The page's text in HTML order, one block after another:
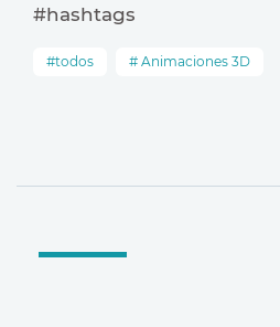
#hashtags
todos Animaciones 3D